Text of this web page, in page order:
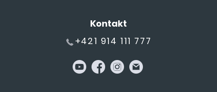
Kontakt
+421 914 111 777